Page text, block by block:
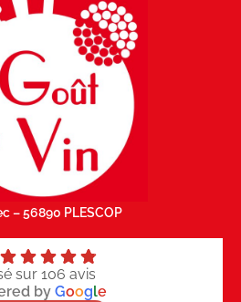
– 56890 PLESCOP
sur 106 avis
by Google